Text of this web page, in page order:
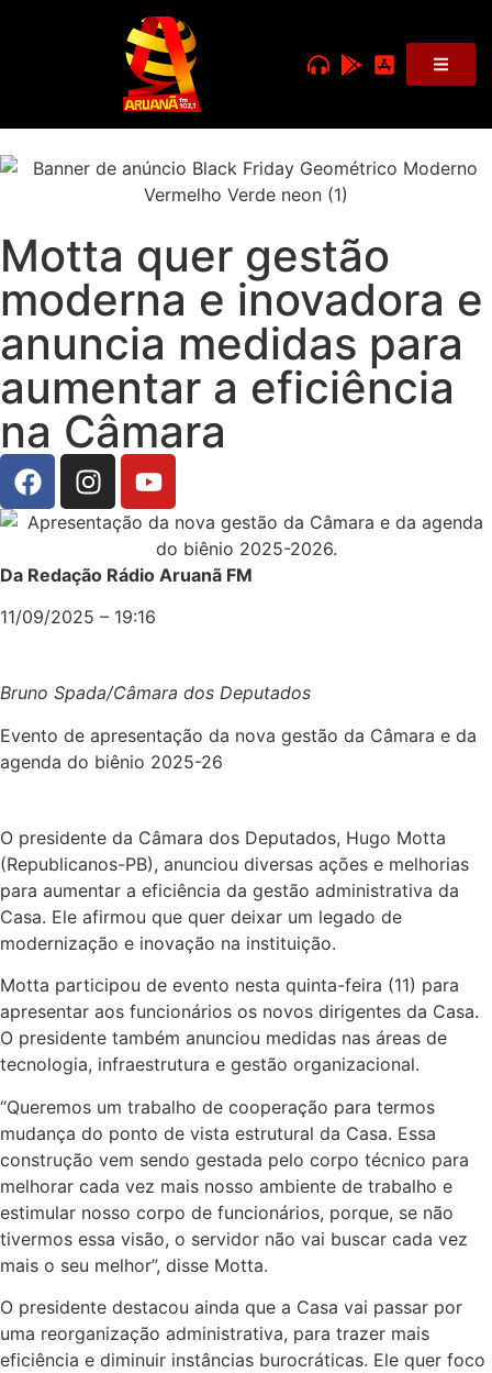
Motta quer gestão
moderna e inovadora e
anuncia medidas para
aumentar a eficiência
na Câmara
Da Redação Rádio Aruanã FM
11/09/2025 – 19:16
Bruno Spada/Câmara dos Deputados
Evento de apresentação da nova gestão da Câmara e da
agenda do biênio 2025-26
O presidente da Câmara dos Deputados, Hugo Motta
(Republicanos-PB), anunciou diversas ações e melhorias
para aumentar a eficiência da gestão administrativa da
Casa. Ele afirmou que quer deixar um legado de
modernização e inovação na instituição.
Motta participou de evento nesta quinta-feira (11) para
apresentar aos funcionários os novos dirigentes da Casa.
O presidente também anunciou medidas nas áreas de
tecnologia, infraestrutura e gestão organizacional.
“Queremos um trabalho de cooperação para termos
mudança do ponto de vista estrutural da Casa. Essa
construção vem sendo gestada pelo corpo técnico para
melhorar cada vez mais nosso ambiente de trabalho e
estimular nosso corpo de funcionários, porque, se não
tivermos essa visão, o servidor não vai buscar cada vez
mais o seu melhor”, disse Motta.
O presidente destacou ainda que a Casa vai passar por
uma reorganização administrativa, para trazer mais
eficiência e diminuir instâncias burocráticas. Ele quer foco